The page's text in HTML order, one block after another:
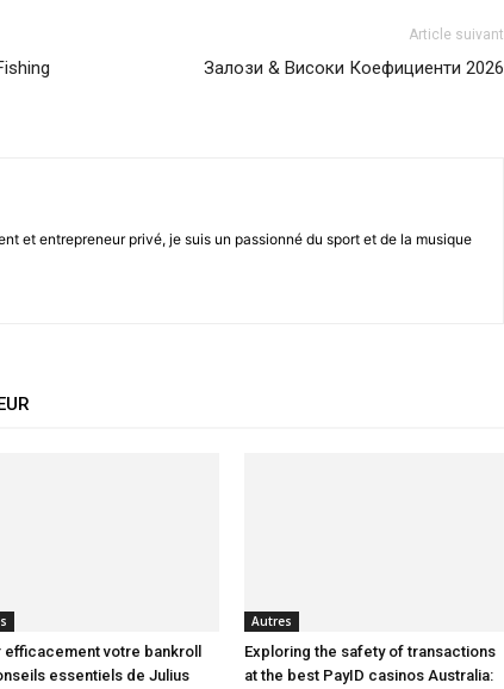
Article suivant
Залози & Високи Коефициенти 2026
et entrepreneur privé, je suis un passionné du sport et de la musique
efficacement votre bankroll
essentiels de Julius
Autres
Exploring the safety of transactions
at the best PayID casinos Australia: